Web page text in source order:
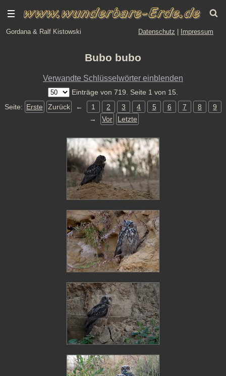
Gordana & Ralf Kistowski Datenschutz Impressum
Bubo bubo
Verwandte Schlüsselwörter einblenden
Einträge von 719. Seite 1 von 15.
Seite: Erste Zurück ← 1 2 3 4 5 6 7 8
9
→
Vor Letzte